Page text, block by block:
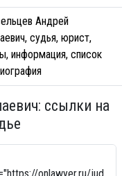
Андрей
судья, юрист,
информация, список
ссылки на